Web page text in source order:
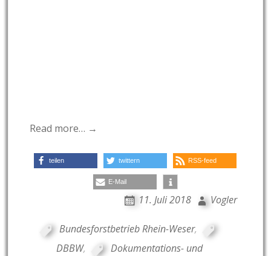
Read more… →
teilen twittern RSS-feed
E-Mail
11. Juli 2018 Vogler
Bundesforstbetrieb Rhein-Weser,
DBBW,
Dokumentations- und